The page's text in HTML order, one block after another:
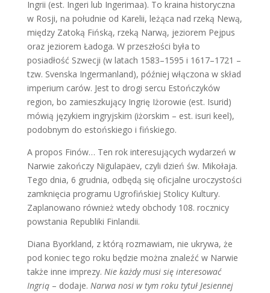
Ingrii (est. Ingeri lub Ingerimaa). To kraina historyczna
w Rosji, na południe od Karelii, leżąca nad rzeką Newą,
między Zatoką Fińską, rzeką Narwą, jeziorem Pejpus
oraz jeziorem Ładoga. W przeszłości była to
posiadłość Szwecji (w latach 1583–1595 i 1617–1721 –
tzw. Svenska Ingermanland), później włączona w skład
imperium carów. Jest to drogi sercu Estończyków
region, bo zamieszkujący Ingrię Iżorowie (est. Isurid)
mówią językiem ingryjskim (iżorskim – est. isuri keel),
podobnym do estońskiego i fińskiego.
A propos Finów… Ten rok interesujących wydarzeń w
Narwie zakończy Nigulapäev, czyli dzień św. Mikołaja.
Tego dnia, 6 grudnia, odbędą się oficjalne uroczystości
zamknięcia programu Ugrofińskiej Stolicy Kultury.
Zaplanowano również wtedy obchody 108. rocznicy
powstania Republiki Finlandii.
Diana Byorkland, z którą rozmawiam, nie ukrywa, że
pod koniec tego roku będzie można znaleźć w Narwie
także inne imprezy. Nie każdy musi się interesować
Ingrią – dodaje. Narwa nosi w tym roku tytuł Jesiennej